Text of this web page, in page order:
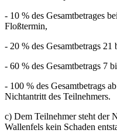
- 10 % des Gesamtbetrages
Floßtermin,
- 20 % des Gesamtbetrags
- 60 % des Gesamtbetrags 7
- 100 % des Gesamtbetrags
Nichtantritt des Teilnehmers.
c) Dem Teilnehmer steht der
Wallenfels kein Schaden